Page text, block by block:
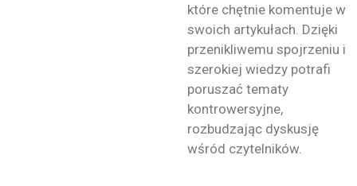
które chętnie komentuje w
swoich artykułach. Dzięki
przenikliwemu spojrzeniu i
szerokiej wiedzy potrafi
poruszać tematy
kontrowersyjne,
rozbudzając dyskusję
wśród czytelników.